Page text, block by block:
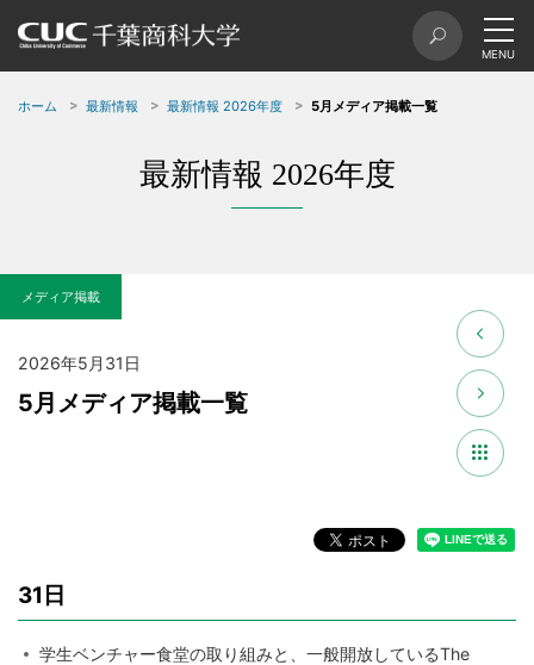
ホーム 最新情報 最新情報 2026年度 5月メディア掲載一覧
最新情報 2026年度
メディア掲載
2026年5月31日
5月メディア掲載一覧
31日
学生ベンチャー食堂の取り組みと、一般開放しているThe